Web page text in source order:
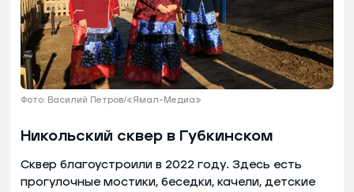
Фото: Василий Петров/«Ямал-Медиа»
Никольский сквер в Губкинском
Сквер благоустроили в 2022 году. Здесь есть
прогулочные мостики, беседки, качели, детские